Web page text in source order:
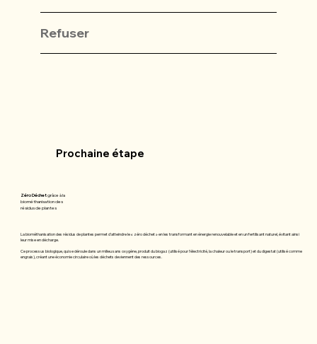
Refuser
Prochaine étape
Zéro Déchetgrâce à la
biométhanisation des
résidus de plantes
La biométhanisation des résidus de plantes permet d'atteindre le « zéro déchet » en les transformant en énergie renouvelable et en un fertilisant naturel, évitant ainsi
leur mise en décharge.
Ce processus biologique, qui se déroule dans un milieu sans oxygène, produit du biogaz (utilisé pour l'électricité, la chaleur ou le transport) et du digestat (utilisé comme
engrais), créant une économie circulaire où les déchets deviennent des ressources.